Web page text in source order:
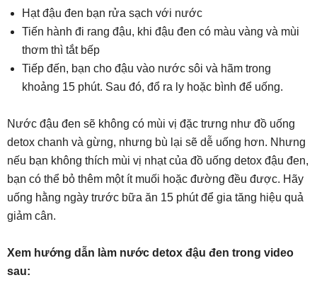
Hạt đậu đen bạn rửa sạch với nước
Tiến hành đi rang đậu, khi đậu đen có màu vàng và mùi
thơm thì tắt bếp
Tiếp đến, bạn cho đậu vào nước sôi và hãm trong
khoảng 15 phút. Sau đó, đổ ra ly hoặc bình để uống.
Nước đậu đen sẽ không có mùi vị đặc trưng như đồ uống
detox chanh và gừng, nhưng bù lại sẽ dễ uống hơn. Nhưng
nếu bạn không thích mùi vị nhạt của đồ uống detox đậu đen,
bạn có thể bỏ thêm một ít muối hoặc đường đều được. Hãy
uống hằng ngày trước bữa ăn 15 phút để gia tăng hiệu quả
giảm cân.
Xem hướng dẫn làm nước detox đậu đen trong video
sau: